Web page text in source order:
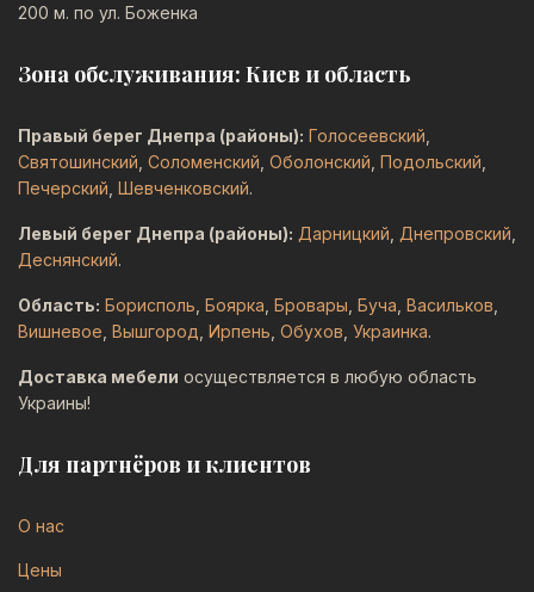
200 м. по ул. Боженка
Зона обслуживания: Киев и область
Правый берег Днепра (районы): Голосеевский
Святошинский Соломенский Оболонский Подольский
Печерский Шевченковский.
Левый берег Днепра (районы): Дарницкий Днепровский
Деснянский.
Область: Борисполь Боярка Бровары Буча Васильков
Вишневое Вышгород Ирпень Обухов Украинка.
Доставка мебели осуществляется в любую область
Украины!
Для партнёров и клиентов
О нас
Цены